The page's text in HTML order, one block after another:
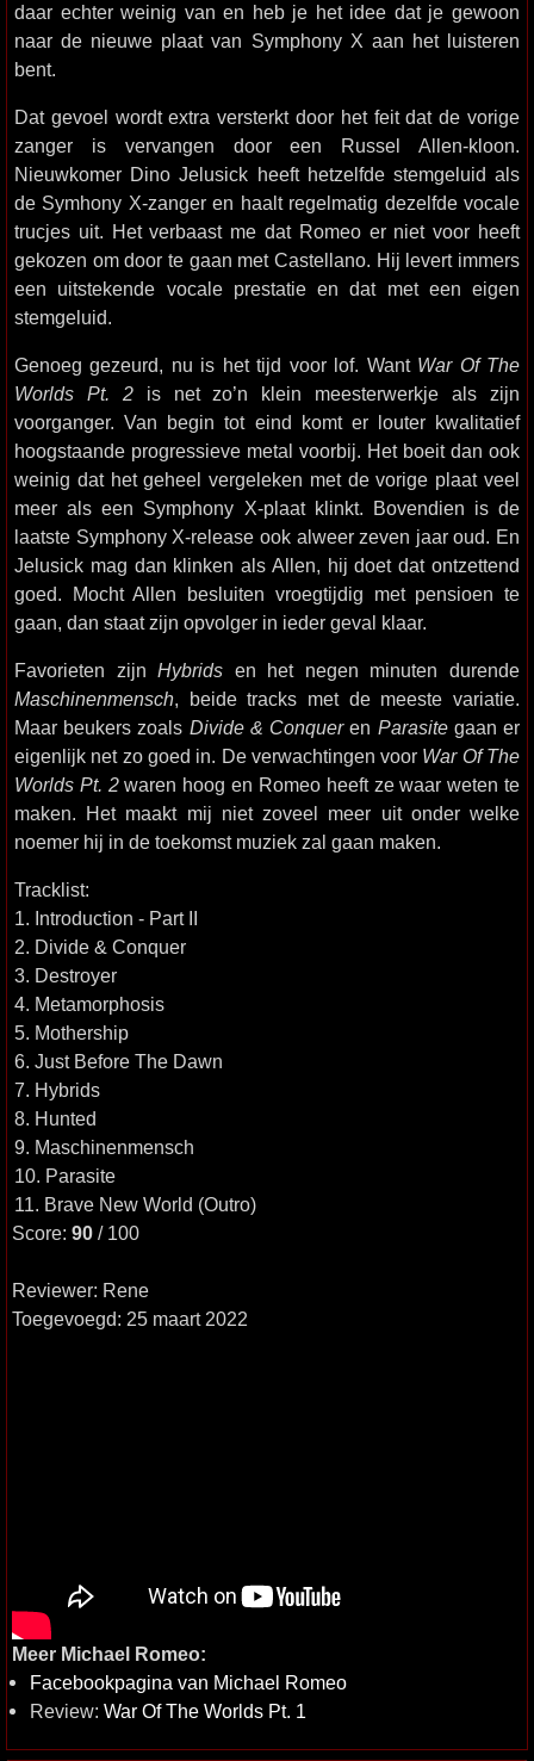
daar echter weinig van en heb je het idee dat je gewoon
naar de nieuwe plaat van Symphony X aan het luisteren
bent.
Dat gevoel wordt extra versterkt door het feit dat de vorige
zanger is vervangen door een Russel Allen-kloon.
Nieuwkomer Dino Jelusick heeft hetzelfde stemgeluid als
de Symhony X-zanger en haalt regelmatig dezelfde vocale
trucjes uit. Het verbaast me dat Romeo er niet voor heeft
gekozen om door te gaan met Castellano. Hij levert immers
een uitstekende vocale prestatie en dat met een eigen
stemgeluid.
Genoeg gezeurd, nu is het tijd voor lof. Want War Of The
Worlds Pt. 2is net zo’n klein meesterwerkje als zijn
voorganger. Van begin tot eind komt er louter kwalitatief
hoogstaande progressieve metal voorbij. Het boeit dan ook
weinig dat het geheel vergeleken met de vorige plaat veel
meer als een Symphony X-plaat klinkt. Bovendien is de
laatste Symphony X-release ook alweer zeven jaar oud. En
Jelusick mag dan klinken als Allen, hij doet dat ontzettend
goed. Mocht Allen besluiten vroegtijdig met pensioen te
gaan, dan staat zijn opvolger in ieder geval klaar.
Favorieten zijnHybrids en het negen minuten durende
Maschinenmensch, beide tracks met de meeste variatie.
Maar beukers zoals Divide & Conqueren Parasitegaan er
eigenlijk net zo goed in. De verwachtingen voor War Of The
Worlds Pt. 2waren hoog en Romeo heeft ze waar weten te
maken. Het maakt mij niet zoveel meer uit onder welke
noemer hij in de toekomst muziek zal gaan maken.
Tracklist:
1. Introduction - Part II
2. Divide & Conquer
3. Destroyer
4. Metamorphosis
5. Mothership
6. Just Before The Dawn
7. Hybrids
8. Hunted
9. Maschinenmensch
10. Parasite
11. Brave New World (Outro)
Score: 90 / 100
Reviewer: Rene
Toegevoegd: 25 maart 2022
Meer Michael Romeo:
Facebookpagina van Michael Romeo
Review: War Of The Worlds Pt. 1